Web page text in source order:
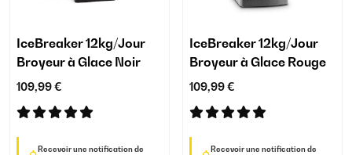
IceBreaker 12kg/Jour
Broyeur à Glace Noir
109,99 €
Recevoir une notification de
IceBreaker 12kg/Jour
Broyeur à Glace Rouge
109,99 €
Recevoir une notification de